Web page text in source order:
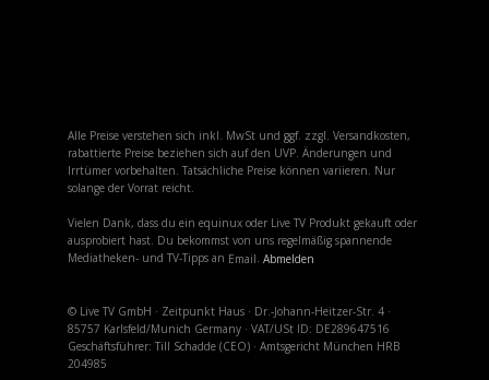
Alle Preise verstehen sich inkl. MwSt und ggf. zzgl. Versandkosten,
rabattierte Preise beziehen sich auf den UVP. Änderungen und
Irrtümer vorbehalten. Tatsächliche Preise können variieren. Nur
solange der Vorrat reicht.
Vielen Dank, dass du ein equinux oder Live TV Produkt gekauft oder
ausprobiert hast. Du bekommst von uns regelmäßig spannende
Mediatheken- und TV-Tipps an Email.Abmelden
© Live TV GmbH · Zeitpunkt Haus · Dr.-Johann-Heitzer-Str. 4 ·
85757 Karlsfeld/Munich Germany · VAT/USt ID: DE289647516
Geschäftsführer: Till Schadde (CEO) · Amtsgericht München HRB
204985